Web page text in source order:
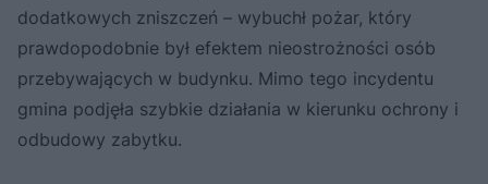
dodatkowych zniszczeń – wybuchł pożar, który
prawdopodobnie był efektem nieostrożności osób
przebywających w budynku. Mimo tego incydentu
gmina podjęła szybkie działania w kierunku ochrony i
odbudowy zabytku.